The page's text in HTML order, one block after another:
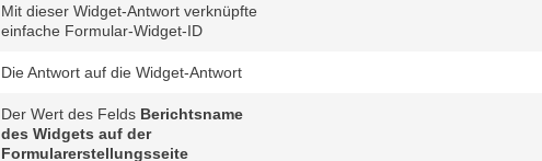
Mit dieser Widget-Antwort verknüpfte
einfache Formular-Widget-ID
Die Antwort auf die Widget-Antwort
Der Wert des Felds Berichtsname
des Widgets auf der
Formularerstellungsseite